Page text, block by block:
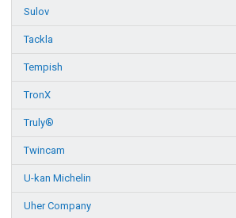
Sulov
Tackla
Tempish
TronX
Truly®
Twincam
U-kan Michelin
Uher Company